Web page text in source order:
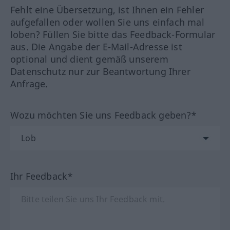
Fehlt eine Übersetzung, ist Ihnen ein Fehler
aufgefallen oder wollen Sie uns einfach mal
loben? Füllen Sie bitte das Feedback-Formular
aus. Die Angabe der E-Mail-Adresse ist
optional und dient gemäß unserem
Datenschutz nur zur Beantwortung Ihrer
Anfrage.
Wozu möchten Sie uns Feedback geben?*
Ihr Feedback*